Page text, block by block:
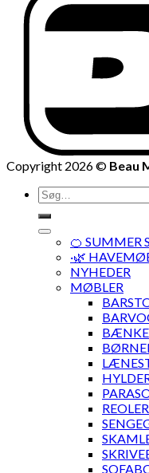
Copyright 2026 © Beau
Søg
efter:
🍊 SUMMER
·🌿
NYHEDER
MØBLER
BÆNKE